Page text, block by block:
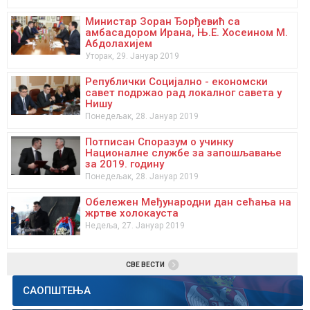
Заштита деце од злостављања и занемаривања
Водич кроз права особа са инвалидитетом
Родна равноправност
Међународна организација рада
Републички фонд за пензијско и инвалидско осигурање
Влада Републике Србије
Министар Зоран Ђорђевић са
амбасадором Ирана, Њ.Е. Хосеином М.
Абдолахијем
Уторак, 29. Јануар 2019
Републички Социјално - економски
савет подржао рад локалног савета у
Нишу
Понедељак, 28. Јануар 2019
Потписан Споразум о учинку
Националне службе за запошљавање
за 2019. годину
Понедељак, 28. Јануар 2019
Обележен Међународни дан сећања на
жртве холокауста
Недеља, 27. Јануар 2019
СВЕ ВЕСТИ
САОПШТЕЊА